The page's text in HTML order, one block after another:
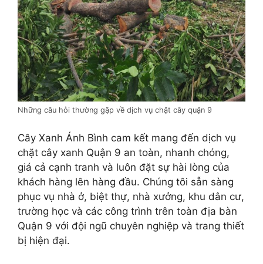
Những câu hỏi thường gặp về dịch vụ chặt cây quận 9
Cây Xanh Ánh Bình cam kết mang đến dịch vụ
chặt cây xanh Quận 9 an toàn, nhanh chóng,
giá cả cạnh tranh và luôn đặt sự hài lòng của
khách hàng lên hàng đầu. Chúng tôi sẵn sàng
phục vụ nhà ở, biệt thự, nhà xưởng, khu dân cư,
trường học và các công trình trên toàn địa bàn
Quận 9 với đội ngũ chuyên nghiệp và trang thiết
bị hiện đại.